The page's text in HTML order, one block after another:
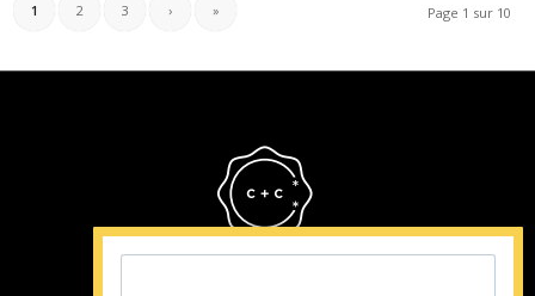
Page 1 sur 10
1 2 3 › »